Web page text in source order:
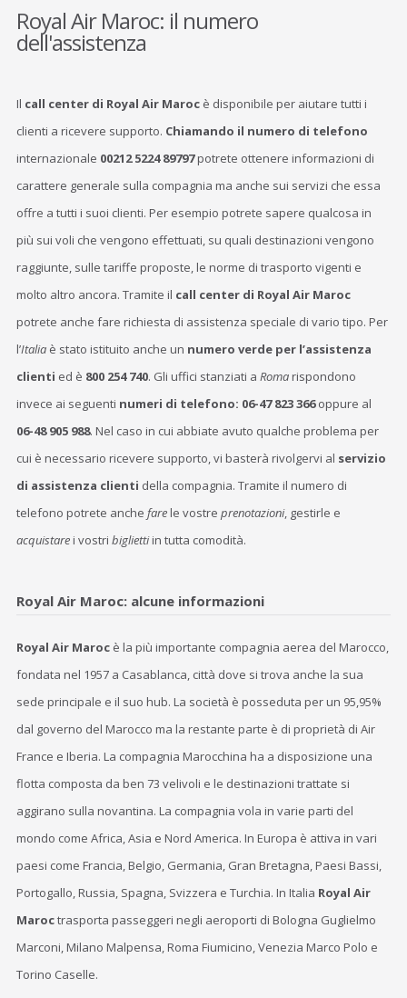
Royal Air Maroc: il numero
dell'assistenza
Il call center di Royal Air Maroc è disponibile per aiutare tutti i
clienti a ricevere supporto. Chiamando il numero di telefono
internazionale 00212 5224 89797potrete ottenere informazioni di
carattere generale sulla compagnia ma anche sui servizi che essa
offre a tutti i suoi clienti. Per esempio potrete sapere qualcosa in
più sui voli che vengono effettuati, su quali destinazioni vengono
raggiunte, sulle tariffe proposte, le norme di trasporto vigenti e
molto altro ancora. Tramite il call center di Royal Air Maroc
potrete anche fare richiesta di assistenza speciale di vario tipo. Per
l’Italiaè stato istituito anche un numero verde per l’assistenza
clienti ed è 800 254 740. Gli uffici stanziati a Romarispondono
invece ai seguenti numeri di telefono: 06-47 823 366oppure al
06-48 905 988. Nel caso in cui abbiate avuto qualche problema per
cui è necessario ricevere supporto, vi basterà rivolgervi al servizio
di assistenza clienti della compagnia. Tramite il numero di
telefono potrete anche farele vostre prenotazioni, gestirle e
acquistarei vostri bigliettiin tutta comodità.
Royal Air Maroc: alcune informazioni
Royal Air Maroc è la più importante compagnia aerea del Marocco,
fondata nel 1957 a Casablanca, città dove si trova anche la sua
sede principale e il suo hub. La società è posseduta per un 95,95%
dal governo del Marocco ma la restante parte è di proprietà di Air
France e Iberia. La compagnia Marocchina ha a disposizione una
flotta composta da ben 73 velivoli e le destinazioni trattate si
aggirano sulla novantina. La compagnia vola in varie parti del
mondo come Africa, Asia e Nord America. In Europa è attiva in vari
paesi come Francia, Belgio, Germania, Gran Bretagna, Paesi Bassi,
Portogallo, Russia, Spagna, Svizzera e Turchia. In Italia Royal Air
Maroctrasporta passeggeri negli aeroporti di Bologna Guglielmo
Marconi, Milano Malpensa, Roma Fiumicino, Venezia Marco Polo e
Torino Caselle.